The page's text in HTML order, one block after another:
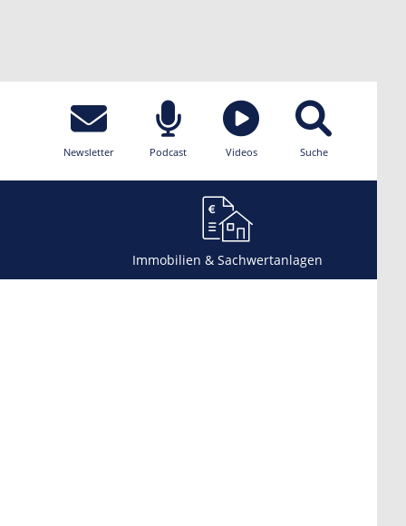
Newsletter Podcast Videos Suche
Immobilien & Sachwertanlagen